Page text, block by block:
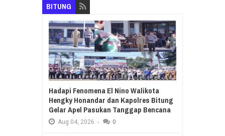
BITUNG
Hadapi Fenomena El Nino Walikota
Hengky Honandar dan Kapolres Bitung
Gelar Apel Pasukan Tanggap Bencana
Aug 04, 2026 - 0